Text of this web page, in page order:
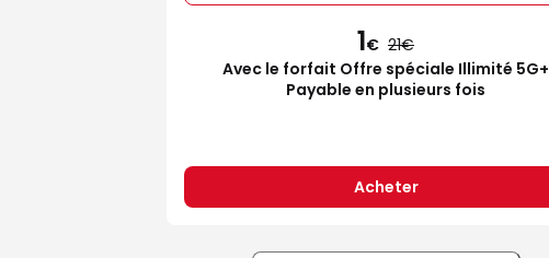
1€ 21
Avec le forfait Offre spéciale Illimité 5G+
Payable en plusieurs fois
Acheter